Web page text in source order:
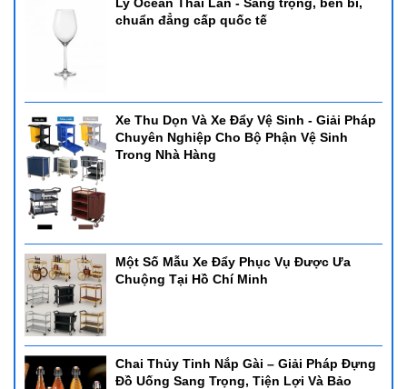
chuẩn đẳng cấp quốc tế
Xe Thu Dọn Và Xe Đẩy Vệ Sinh - Giải Pháp
Chuyên Nghiệp Cho Bộ Phận Vệ Sinh
Trong Nhà Hàng
Một Số Mẫu Xe Đẩy Phục Vụ Được Ưa
Chuộng Tại Hồ Chí Minh
Chai Thủy Tinh Nắp Gài – Giải Pháp Đựng
Đồ Uống Sang Trọng, Tiện Lợi Và Bảo